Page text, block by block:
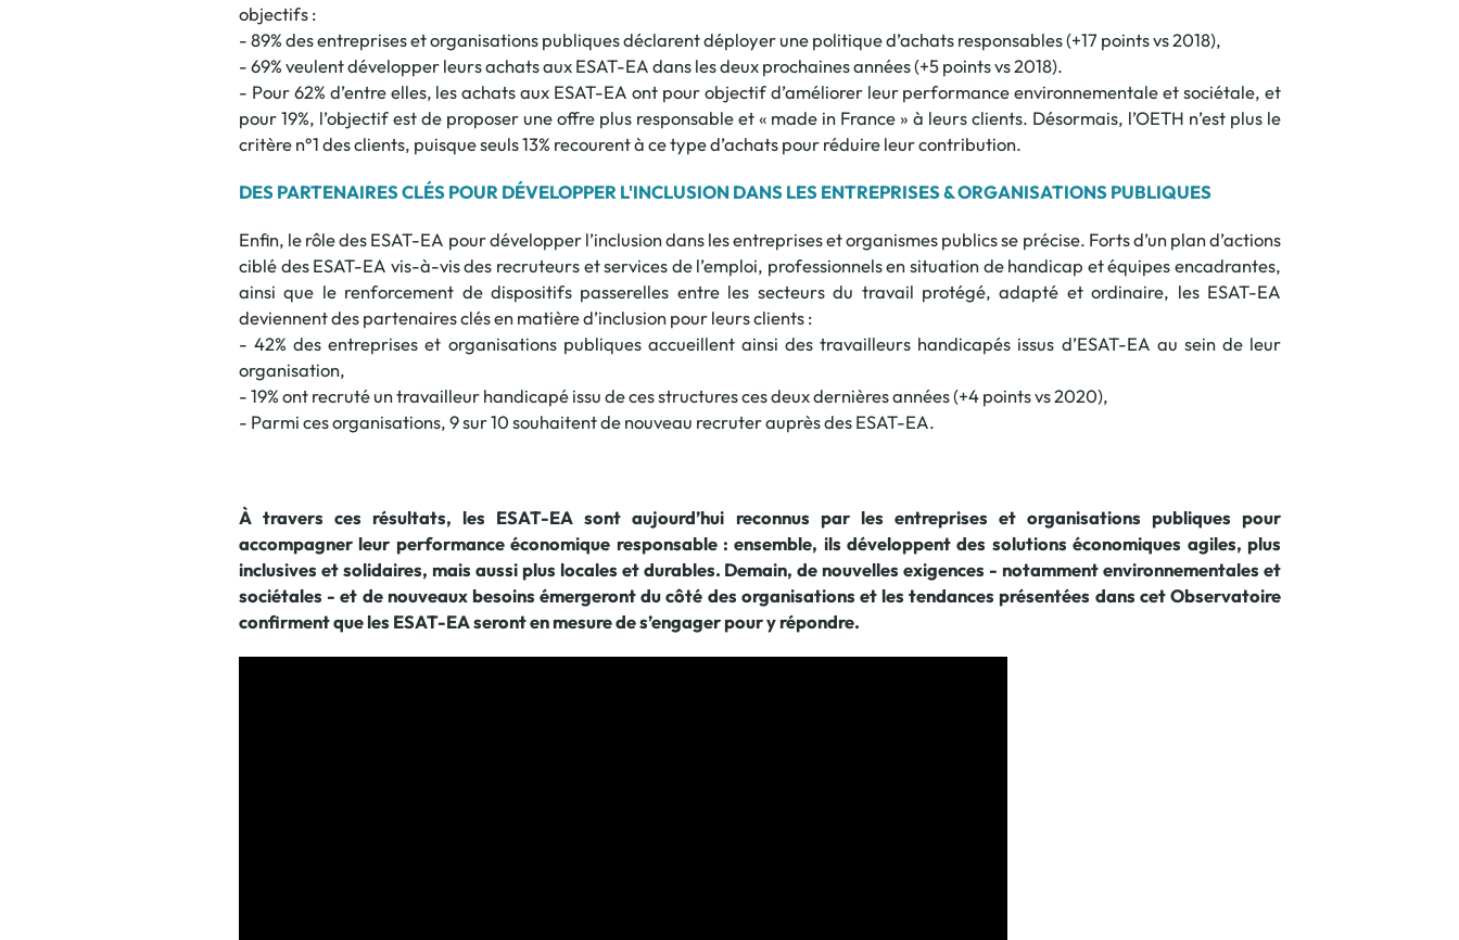
objectifs :
- 89% des entreprises et organisations publiques déclarent déployer une politique d’achats responsables (+17 points vs 2018),
- 69% veulent développer leurs achats aux ESAT-EA dans les deux prochaines années (+5 points vs 2018).
- Pour 62% d’entre elles, les achats aux ESAT-EA ont pour objectif d’améliorer leur performance environnementale et sociétale, et
pour 19%, l’objectif est de proposer une offre plus responsable et « made in France » à leurs clients. Désormais, l’OETH n’est plus le
critère n°1 des clients, puisque seuls 13% recourent à ce type d’achats pour réduire leur contribution.
DES PARTENAIRES CLÉS POUR DÉVELOPPER L'INCLUSION DANS LES ENTREPRISES & ORGANISATIONS PUBLIQUES
Enfin, le rôle des ESAT-EA pour développer l’inclusion dans les entreprises et organismes publics se précise. Forts d’un plan d’actions
ciblé des ESAT-EA vis-à-vis des recruteurs et services de l’emploi, professionnels en situation de handicap et équipes encadrantes,
ainsi que le renforcement de dispositifs passerelles entre les secteurs du travail protégé, adapté et ordinaire, les ESAT-EA
deviennent des partenaires clés en matière d’inclusion pour leurs clients :
- 42% des entreprises et organisations publiques accueillent ainsi des travailleurs handicapés issus d’ESAT-EA au sein de leur
organisation,
- 19% ont recruté un travailleur handicapé issu de ces structures ces deux dernières années (+4 points vs 2020),
- Parmi ces organisations, 9 sur 10 souhaitent de nouveau recruter auprès des ESAT-EA.
À travers ces résultats, les ESAT-EA sont aujourd’hui reconnus par les entreprises et organisations publiques pour
accompagner leur performance économique responsable : ensemble, ils développent des solutions économiques agiles, plus
inclusives et solidaires, mais aussi plus locales et durables. Demain, de nouvelles exigences - notamment environnementales et
sociétales - et de nouveaux besoins émergeront du côté des organisations et les tendances présentées dans cet Observatoire
confirment que les ESAT-EA seront en mesure de s’engager pour y répondre.